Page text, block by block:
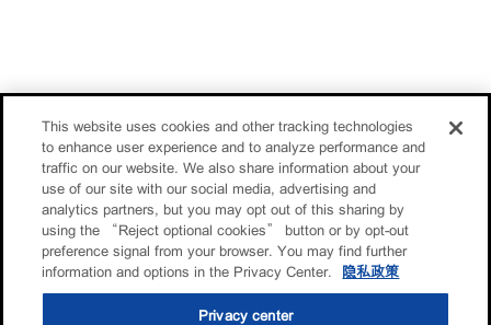
This website uses cookies and other tracking technologies
to enhance user experience and to analyze performance and
traffic on our website. We also share information about your
use of our site with our social media, advertising and
analytics partners, but you may opt out of this sharing by
using the “Reject optional cookies” button or by opt-out
preference signal from your browser. You may find further
information and options in the Privacy Center.
隐私政策
Privacy center